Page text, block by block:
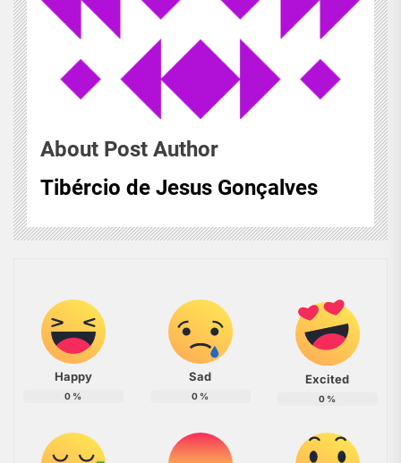
About Post Author
Tibércio de Jesus Gonçalves
Happy
0 %
Sad
0 %
Excited
0 %